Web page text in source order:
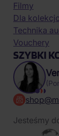
Filmy
Dla
Technika
Vouchery
SZYBKI
Jesteśmy